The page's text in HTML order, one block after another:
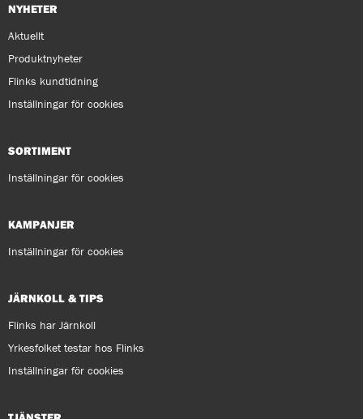
NYHETER
Aktuellt
Produktnyheter
Flinks kundtidning
Inställningar för cookies
SORTIMENT
Inställningar för cookies
KAMPANJER
Inställningar för cookies
JÄRNKOLL & TIPS
Flinks har Järnkoll
Yrkesfolket testar hos Flinks
Inställningar för cookies